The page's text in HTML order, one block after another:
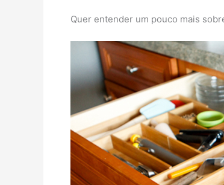
Quer entender um pouco mais